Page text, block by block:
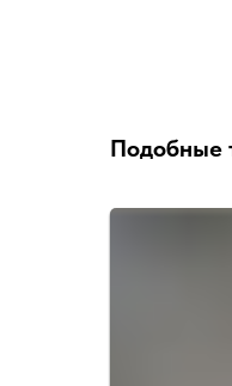
Подобные